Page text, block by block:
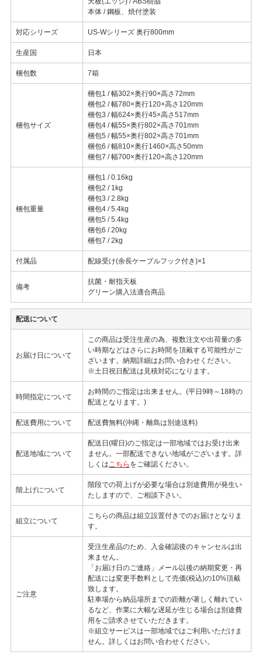
本体 / 鋼板、焼付塗装
対応シリーズ US-Wシリーズ 奥行800mm
生産国 日本
梱包数 7箱
梱包サイズ
梱包1 / 幅302×奥行90×高さ72mm
梱包2 / 幅780×奥行120×高さ120mm
梱包3 / 幅624×奥行45×高さ517mm
梱包4 / 幅55×奥行802×高さ701mm
梱包5 / 幅55×奥行802×高さ701mm
梱包6 / 幅810×奥行1460×高さ50mm
梱包7 / 幅700×奥行120×高さ120mm
梱包重量
梱包1 / 0.16kg
梱包2 / 1kg
梱包3 / 2.8kg
梱包4 / 5.4kg
梱包5 / 5.4kg
梱包6 / 20kg
梱包7 / 2kg
付属品 配線受け(余長ケーブルフック付き)×1
備考
抗菌・耐指天板
グリーン購入法適合商品
配送について
お届け日について
この商品は受注生産の為、複数注文や出荷量の多
い時期などはさらにお時間を頂戴する可能性がご
ざいます。納期詳細はお問い合わせください。
※土日祝日配送は見積対応になります。
時間指定について
お時間のご指定は出来ません。(平日9時～18時の
配送となります。)
配送費用について 配送費無料(沖縄・離島は別途送料)
配送地域について
配送日(曜日)のご指定は一部地域ではお受け出来
ません。一部配送できない地域がございます。詳
しくはこちら をご確認ください。
階上げについて
階段での荷上げが必要な場合は別途費用が発生い
たしますので、ご相談下さい。
組立について
こちらの商品は組立設置付きでのお届けとなりま
す。
ご注意
受注生産品のため、入金確認後のキャンセルは出
来ません。
「お届け日のご連絡」メール以後の納期変更・再
配送には変更手数料として売価(税込)の10%頂戴
致します。
駐車場から納品場所までの距離が著しく離れてい
るなど、作業に大幅な遅延が生じる場合は別途費
用をご請求させていただきます。
※組立サービスは一部地域ではご利用いただけま
せん。詳しくはお問い合わせください。